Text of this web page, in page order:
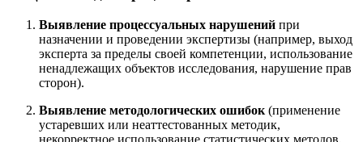
Выявление процессуальных нарушений при
назначении и проведении экспертизы (например, выход
эксперта за пределы своей компетенции, использование
ненадлежащих объектов исследования, нарушение прав
сторон).
Выявление методологических ошибок (применение
устаревших или неаттестованных методик,